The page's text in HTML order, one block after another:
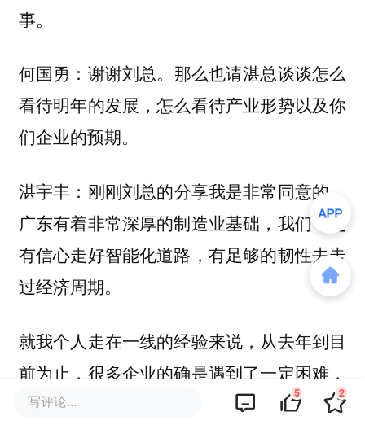
事。
何国勇： 谢谢刘总。那么也请湛总谈谈怎么
看待明年的发展，怎么看待产业形势以及你
们企业的预期。
湛宇丰： 刚刚刘总的分享我是非常同意的，
广东有着非常深厚的制造业基础，我们一定
有信心走好智能化道路，有足够的韧性去走
过经济周期。
就我个人走在一线的经验来说，从去年到目
前为止，很多企业的确是遇到了一定困难，
这是毋庸讳言的，企业的传统业务受到了阻
写评论... 5 2